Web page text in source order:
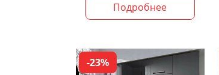
Подробнее
-23%